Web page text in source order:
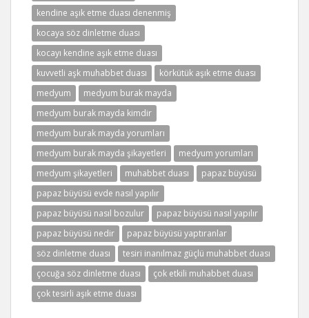
kendine aşık etme duası denenmiş
kocaya söz dinletme duası
kocayı kendine aşık etme duası
kuvvetli aşk muhabbet duası
körkütük aşık etme duası
medyum
medyum burak mayda
medyum burak mayda kimdir
medyum burak mayda yorumları
medyum burak mayda şikayetleri
medyum yorumları
medyum şikayetleri
muhabbet duası
papaz büyüsü
papaz büyüsü evde nasıl yapılır
papaz büyüsü nasıl bozulur
papaz büyüsü nasıl yapılır
papaz büyüsü nedir
papaz büyüsü yaptıranlar
söz dinletme duası
tesiri inanılmaz güçlü muhabbet duası
çocuğa söz dinletme duası
çok etkili muhabbet duası
çok tesirli aşık etme duası